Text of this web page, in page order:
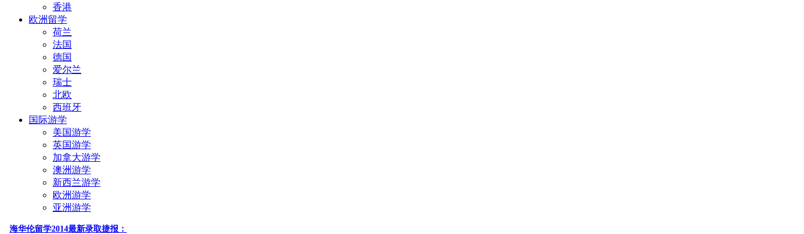
香港
欧洲留学
荷兰
法国
德国
爱尔兰
瑞士
北欧
西班牙
国际游学
美国游学
英国游学
加拿大游学
澳洲游学
新西兰游学
欧洲游学
亚洲游学
海华伦留学2014最新录取捷报：